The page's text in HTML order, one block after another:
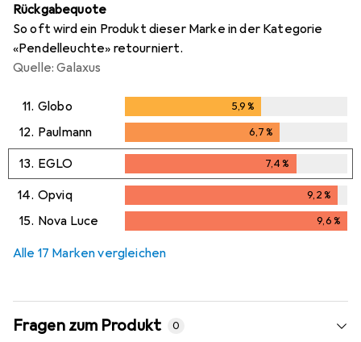
Rückgabequote
So oft wird ein Produkt dieser Marke in der Kategorie
«Pendelleuchte» retourniert.
Quelle: Galaxus
11. Globo 5,9%
12. Paulmann 6,7%
13. EGLO 7,4%
14. Opviq 9,2%
9,2%
15. Nova Luce 9,6%
Alle 17 Marken vergleichen
Fragen zum Produkt 0